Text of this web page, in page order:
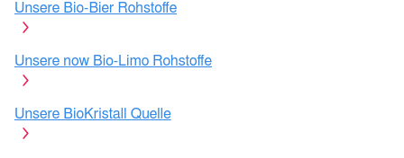
Unsere Bio-Bier Rohstoffe
Unsere BioKristall Quelle